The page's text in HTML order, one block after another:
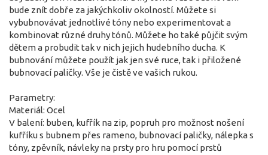
bude znít dobře za jakýchkoliv okolností. Můžete si
vybubnovávat jednotlivé tóny nebo experimentovat a
kombinovat různé druhy tónů. Můžete ho také půjčit svým
dětem a probudit tak v nich jejich hudebního ducha. K
bubnování můžete použít jak jen své ruce, tak i přiložené
bubnovací paličky. Vše je čistě ve vašich rukou.
Parametry:
Materiál: Ocel
V balení: buben, kufřík na zip, popruh pro možnost nošení
kufříku s bubnem přes rameno, bubnovací paličky, nálepka s
tóny, zpěvník, návleky na prsty pro hru pomocí prstů